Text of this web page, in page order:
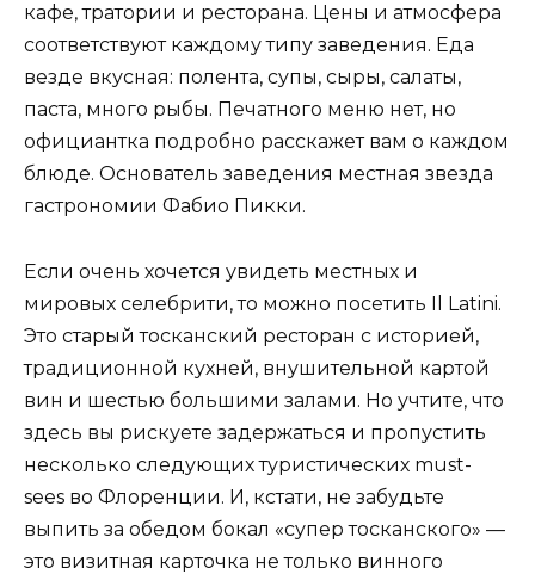
кафе, тратории и ресторана. Цены и атмосфера
соответствуют каждому типу заведения. Еда
везде вкусная: полента, супы, сыры, салаты,
паста, много рыбы. Печатного меню нет, но
официантка подробно расскажет вам о каждом
блюде. Основатель заведения местная звезда
гастрономии Фабио Пикки.
Если очень хочется увидеть местных и
мировых селебрити, то можно посетить Il Latini.
Это старый тосканский ресторан с историей,
традиционной кухней, внушительной картой
вин и шестью большими залами. Но учтите, что
здесь вы рискуете задержаться и пропустить
несколько следующих туристических must-
sees во Флоренции. И, кстати, не забудьте
выпить за обедом бокал «супер тосканского» —
это визитная карточка не только винного